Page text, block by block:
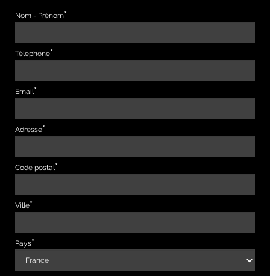
Nom - Prénom
Téléphone
Email
Adresse
Code postal
Ville
Pays